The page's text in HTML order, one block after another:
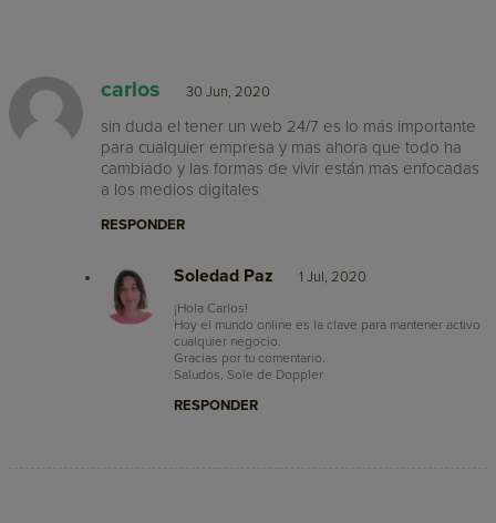
carlos 30 Jun, 2020
sin duda el tener un web 24/7 es lo más importante
para cualquier empresa y mas ahora que todo ha
cambiado y las formas de vivir están mas enfocadas
a los medios digitales
RESPONDER
Soledad Paz 1 Jul, 2020
¡Hola Carlos!
Hoy el mundo online es la clave para mantener activo
cualquier negocio.
Gracias por tu comentario.
Saludos, Sole de Doppler
RESPONDER